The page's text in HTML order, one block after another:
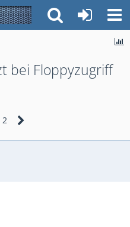
bei Floppyzugriff
2